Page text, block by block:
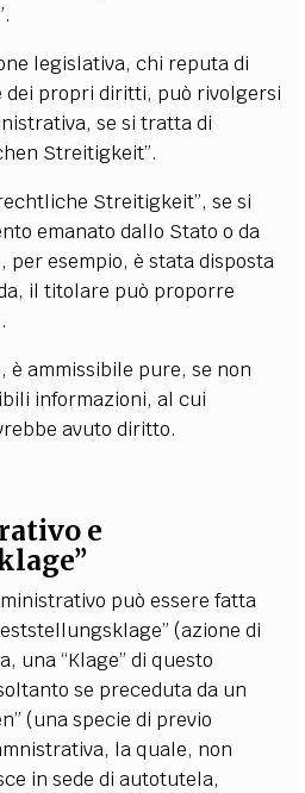
legislativa, chi reputa di
dei propri diritti, può rivolgersi
se si tratta di
Streitigkeit”.
Streitigkeit”, se si
emanato dallo Stato o da
esempio, è stata disposta
il titolare può proporre
è ammissibile pure, se non
informazioni, al cui
avuto diritto.
e
può essere fatta
(azione di
una “Klage” di questo
se preceduta da un
(una specie di previo
la quale, non
in sede di autotutela,